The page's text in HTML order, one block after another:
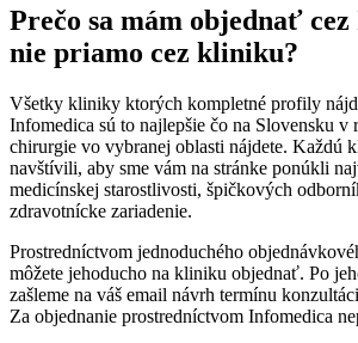
Prečo sa mám objednať
nie priamo cez kliniku?
Všetky kliniky ktorých kompletné profily
Infomedica sú to najlepšie čo na Slovensku v
chirurgie vo vybranej oblasti nájdete. Každú
navštívili, aby sme vám na stránke ponúkli
medicínskej starostlivosti, špičkových
zdravotnícke zariadenie.
Prostredníctvom jednoduchého
môžete jehoducho na kliniku objednať. Po
zašleme na váš email návrh termínu
Za objednanie prostredníctvom Infomedica